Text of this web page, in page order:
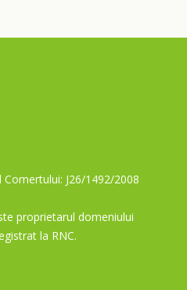
J26/1492/2008
proprietarul domeniului
la RNC.